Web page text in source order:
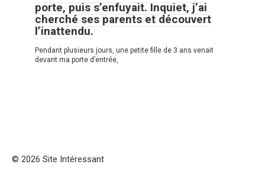
porte, puis s’enfuyait. Inquiet, j’ai
cherché ses parents et découvert
l’inattendu.
Pendant plusieurs jours, une petite fille de 3 ans venait
devant ma porte d’entrée,
© 2026 Site Intéressant